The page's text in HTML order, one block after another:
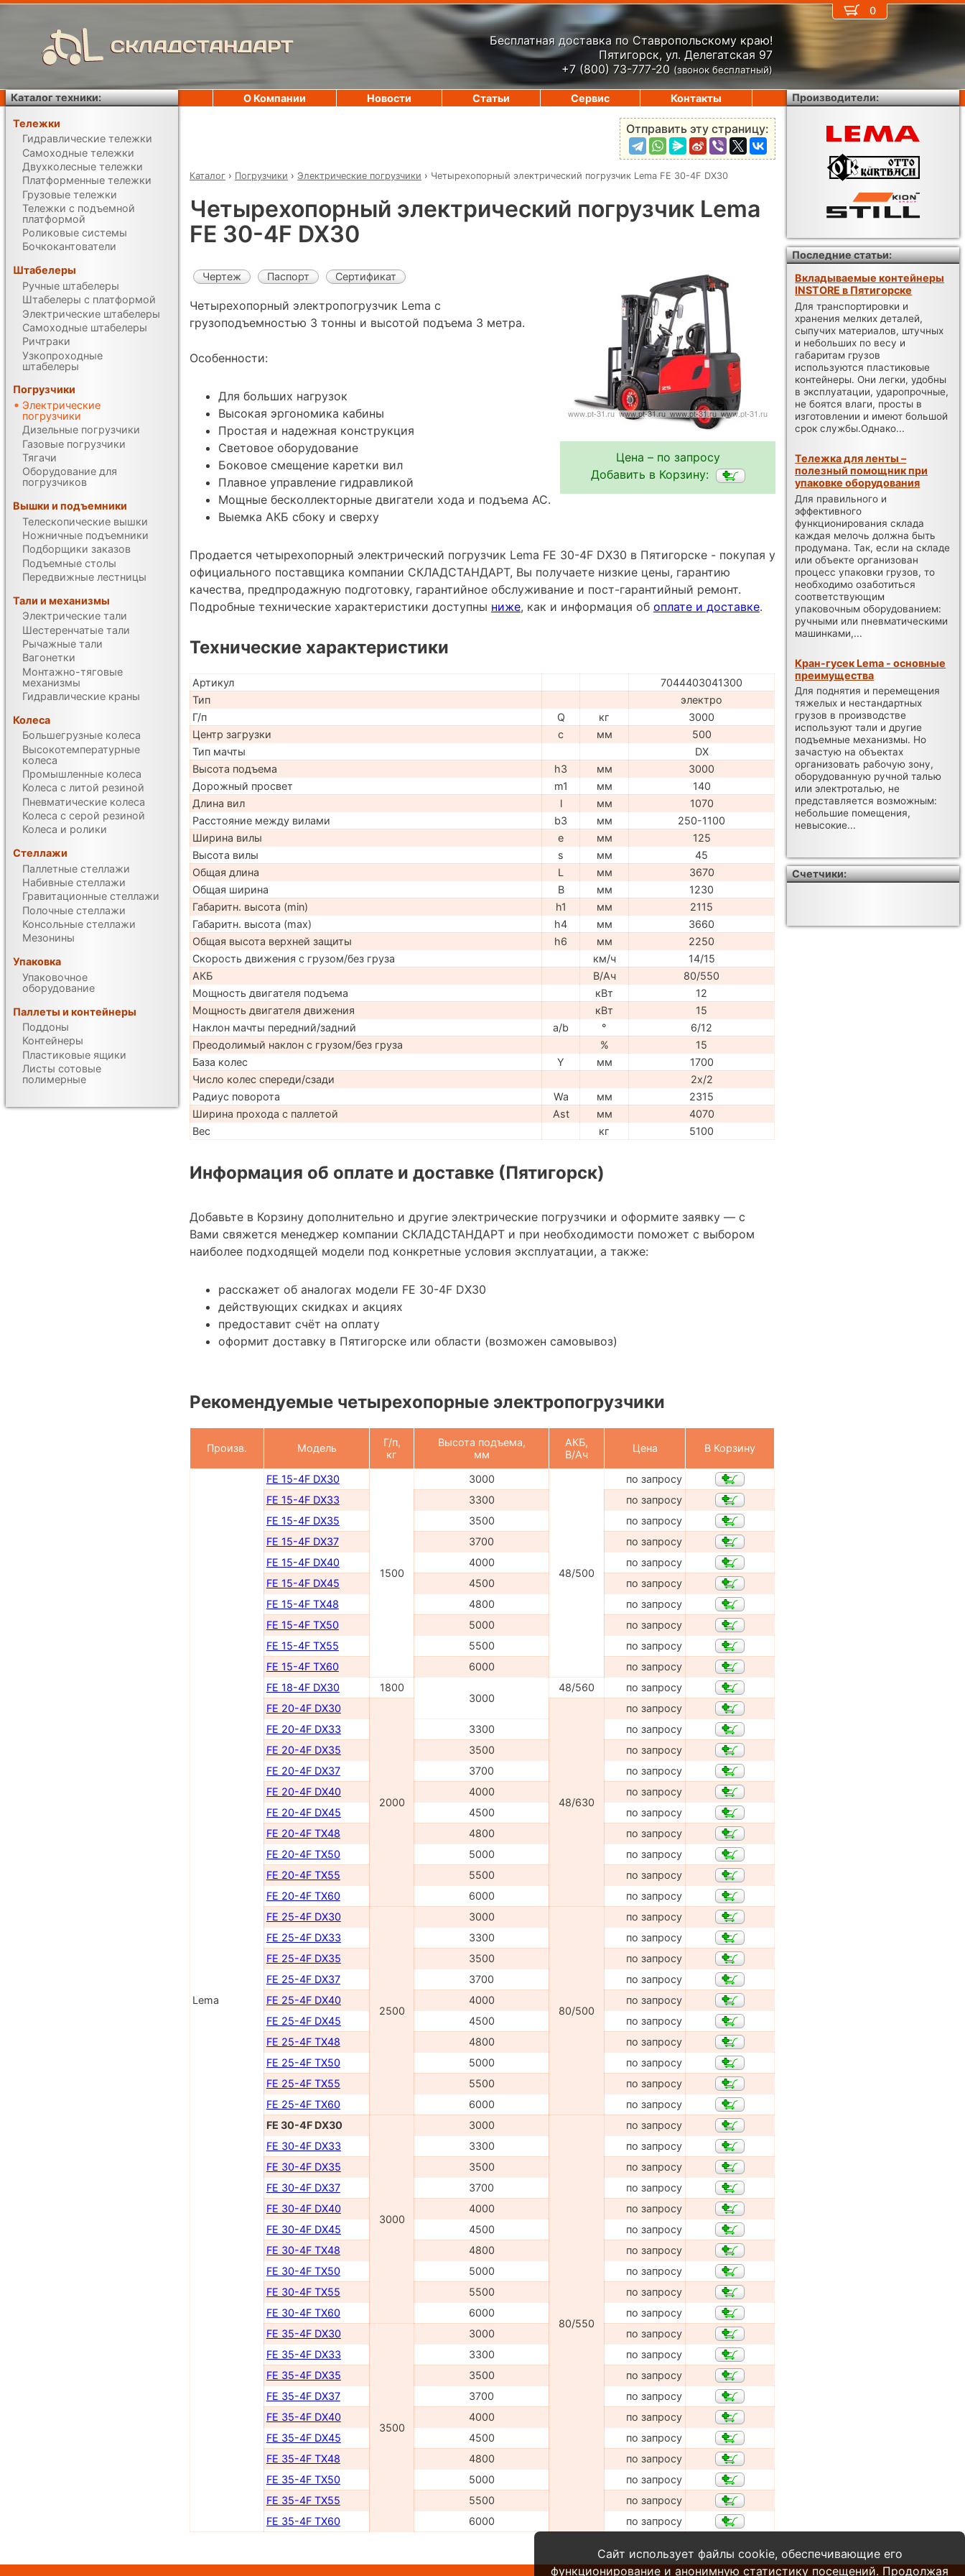
СКЛАДСТАНДАРТ
Бесплатная доставка по Ставропольскому краю!
Пятигорск, ул. Делегатская 97
+7 (800) 73-777-20 (звонок бесплатный)
Отправить эту страницу:
Каталог › Погрузчики › Электрические погрузчики › Четырехопорный электрический погрузчик Lema FE 30-4F DX30
Четырехопорный электрический погрузчик Lema
FE 30-4F DX30
Цена – по запросу
Добавить в Корзину:
Чертеж Паспорт Сертификат
Четырехопорный электропогрузчик Lema с
грузоподъемностью 3 тонны и высотой подъема 3 метра.
Особенности:
Для больших нагрузок
Высокая эргономика кабины
Простая и надежная конструкция
Световое оборудование
Боковое смещение каретки вил
Плавное управление гидравликой
Мощные бесколлекторные двигатели хода и подъема АС.
Выемка АКБ сбоку и сверху
Продается четырехопорный электрический погрузчик Lema FE 30-4F DX30 в Пятигорске - покупая у
официального поставщика компании СКЛАДСТАНДАРТ, Вы получаете низкие цены, гарантию
качества, предпродажную подготовку, гарантийное обслуживание и пост-гарантийный ремонт.
Подробные технические характеристики доступны ниже, как и информация об оплате и доставке.
Технические характеристики
Артикул
7044403041300
Тип
электро
Г/п
Q кг
3000
Центр загрузки
c мм
500
Тип мачты
DX
Высота подъема
h3 мм
3000
Дорожный просвет
m1 мм
140
Длина вил
l мм
1070
Расстояние между вилами
b3 мм
250-1100
Ширина вилы
e мм
125
Высота вилы
s мм
45
Общая длина
L мм
3670
Общая ширина
B мм
1230
Габаритн. высота (min)
h1 мм
2115
Габаритн. высота (max)
h4 мм
3660
Общая высота верхней защиты
h6 мм
2250
Скорость движения с грузом/без груза
км/ч
14/15
АКБ
В/Ач
80/550
Мощность двигателя подъема
кВт
12
Мощность двигателя движения
кВт
15
Наклон мачты передний/задний
a/b °
6/12
Преодолимый наклон с грузом/без груза
%
15
База колес
Y мм
1700
Число колес спереди/сзади
2x/2
Радиус поворота
Wa мм
2315
Ширина прохода с паллетой
Ast мм
4070
Вес
кг 5100
Информация об оплате и доставке (Пятигорск)
Добавьте в Корзину дополнительно и другие электрические погрузчики и оформите заявку — с
Вами свяжется менеджер компании СКЛАДСТАНДАРТ и при необходимости поможет с выбором
наиболее подходящей модели под конкретные условия эксплуатации, а также:
расскажет об аналогах модели FE 30-4F DX30
действующих скидках и акциях
предоставит счёт на оплату
оформит доставку в Пятигорске или области (возможен самовывоз)
Рекомендуемые четырехопорные электропогрузчики
Произв. Модель
Г/п,
кг
Высота подъема,
мм
АКБ,
В/Ач
Цена В Корзину
Lema
FE 15-4F DX30
1500
3000
48/500
по запросу
FE 15-4F DX33
3300
по запросу
FE 15-4F DX35
3500
по запросу
FE 15-4F DX37
3700
по запросу
FE 15-4F DX40
4000
по запросу
FE 15-4F DX45
4500
по запросу
FE 15-4F TX48
4800
по запросу
FE 15-4F TX50
5000
по запросу
FE 15-4F TX55
5500
по запросу
FE 15-4F TX60
6000
по запросу
FE 18-4F DX30
1800
3000
48/560
по запросу
FE 20-4F DX30
2000 48/630
по запросу
FE 20-4F DX33
3300
по запросу
FE 20-4F DX35
3500
по запросу
FE 20-4F DX37
3700
по запросу
FE 20-4F DX40
4000
по запросу
FE 20-4F DX45
4500
по запросу
FE 20-4F TX48
4800
по запросу
FE 20-4F TX50
5000
по запросу
FE 20-4F TX55
5500
по запросу
FE 20-4F TX60
6000
по запросу
FE 25-4F DX30
2500
3000
80/500
по запросу
FE 25-4F DX33
3300
по запросу
FE 25-4F DX35
3500
по запросу
FE 25-4F DX37
3700
по запросу
FE 25-4F DX40
4000
по запросу
FE 25-4F DX45
4500
по запросу
FE 25-4F TX48
4800
по запросу
FE 25-4F TX50
5000
по запросу
FE 25-4F TX55
5500
по запросу
FE 25-4F TX60
6000
по запросу
FE 30-4F DX30
3000
3000
80/550
по запросу
FE 30-4F DX33
3300
по запросу
FE 30-4F DX35
3500
по запросу
FE 30-4F DX37
3700
по запросу
FE 30-4F DX40
4000
по запросу
FE 30-4F DX45
4500
по запросу
FE 30-4F TX48
4800
по запросу
FE 30-4F TX50
5000
по запросу
FE 30-4F TX55
5500
по запросу
FE 30-4F TX60
6000
по запросу
FE 35-4F DX30
3500
3000
по запросу
FE 35-4F DX33
3300
по запросу
FE 35-4F DX35
3500
по запросу
FE 35-4F DX37
3700
по запросу
FE 35-4F DX40
4000
по запросу
FE 35-4F DX45
4500
по запросу
FE 35-4F TX48
4800
по запросу
FE 35-4F TX50
5000
по запросу
FE 35-4F TX55
5500
по запросу
FE 35-4F TX60
6000 по запросу
0
О Компании Новости Статьи Сервис Контакты
Каталог техники:
Тележки
Гидравлические тележки
Самоходные тележки
Двухколесные тележки
Платформенные тележки
Грузовые тележки
Тележки с подъемной
платформой
Роликовые системы
Бочкокантователи
Штабелеры
Ручные штабелеры
Штабелеры с платформой
Электрические штабелеры
Самоходные штабелеры
Ричтраки
Узкопроходные
штабелеры
Погрузчики
Электрические
погрузчики
Дизельные погрузчики
Газовые погрузчики
Тягачи
Оборудование для
погрузчиков
Вышки и подъемники
Телескопические вышки
Ножничные подъемники
Подборщики заказов
Подъемные столы
Передвижные лестницы
Тали и механизмы
Электрические тали
Шестеренчатые тали
Рычажные тали
Вагонетки
Монтажно-тяговые
механизмы
Гидравлические краны
Колеса
Большегрузные колеса
Высокотемпературные
колеса
Промышленные колеса
Колеса с литой резиной
Пневматические колеса
Колеса с серой резиной
Колеса и ролики
Стеллажи
Паллетные стеллажи
Набивные стеллажи
Гравитационные стеллажи
Полочные стеллажи
Консольные стеллажи
Мезонины
Упаковка
Упаковочное
оборудование
Паллеты и контейнеры
Поддоны
Контейнеры
Пластиковые ящики
Листы сотовые
полимерные
Производители:
Последние статьи:
Вкладываемые контейнеры
INSTORE в Пятигорске
Для транспортировки и
хранения мелких деталей,
сыпучих материалов, штучных
и небольших по весу и
габаритам грузов
используются пластиковые
контейнеры. Они легки, удобны
в эксплуатации, ударопрочные,
не боятся влаги, просты в
изготовлении и имеют большой
срок службы.Однако...
Тележка для ленты –
полезный помощник при
упаковке оборудования
Для правильного и
эффективного
функционирования склада
каждая мелочь должна быть
продумана. Так, если на складе
или объекте организован
процесс упаковки грузов, то
необходимо озаботиться
соответствующим
упаковочным оборудованием:
ручными или пневматическими
машинками,...
Кран-гусек Lema - основные
преимущества
Для поднятия и перемещения
тяжелых и нестандартных
грузов в производстве
используют тали и другие
подъемные механизмы. Но
зачастую на объектах
организовать рабочую зону,
оборудованную ручной талью
или электроталью, не
представляется возможным:
небольшие помещения,
невысокие...
Счетчики:
Сайт использует файлы cookie, обеспечивающие его
функционирование и анонимную статистику посещений. Продолжая